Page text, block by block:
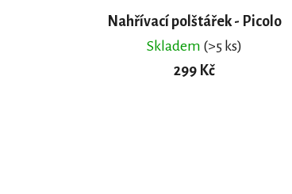
Nahřívací polštářek - Picolo
Skladem (>5 ks)
299 Kč